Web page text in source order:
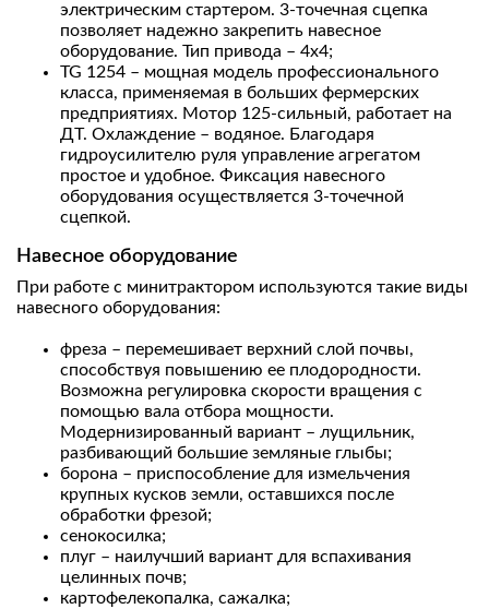
электрическим стартером. 3-точечная сцепка
позволяет надежно закрепить навесное
оборудование. Тип привода – 4х4;
TG 1254 – мощная модель профессионального
класса, применяемая в больших фермерских
предприятиях. Мотор 125-сильный, работает на
ДТ. Охлаждение – водяное. Благодаря
гидроусилителю руля управление агрегатом
простое и удобное. Фиксация навесного
оборудования осуществляется 3-точечной
сцепкой.
Навесное оборудование
При работе с минитрактором используются такие виды
навесного оборудования:
фреза – перемешивает верхний слой почвы,
способствуя повышению ее плодородности.
Возможна регулировка скорости вращения с
помощью вала отбора мощности.
Модернизированный вариант – лущильник,
разбивающий большие земляные глыбы;
борона – приспособление для измельчения
крупных кусков земли, оставшихся после
обработки фрезой;
сенокосилка;
плуг – наилучший вариант для вспахивания
целинных почв;
картофелекопалка, сажалка;